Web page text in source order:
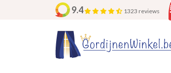
9.4 1323 reviews